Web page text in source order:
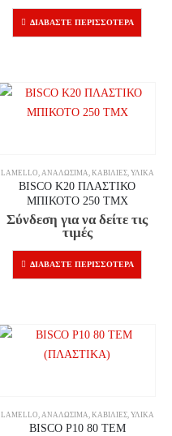
ΔΙΑΒΆΣΤΕ ΠΕΡΙΣΣΌΤΕΡΑ
LAMELLO ΑΝΑΛΏΣΙΜΑ ΚΑΒΊΛΙΕΣ, ΥΛΙΚΆ
BISCO K20 ΠΛΑΣΤΙΚΟ
ΜΠΙΚΟΤΟ 250 ΤΜΧ
Σύνδεση για να δείτε τις
τιμές
ΔΙΑΒΆΣΤΕ ΠΕΡΙΣΣΌΤΕΡΑ
LAMELLO, ΑΝΑΛΏΣΙΜΑ, ΚΑΒΊΛΙΕΣ, ΥΛΙΚΆ
BISCO P10 80 TEM